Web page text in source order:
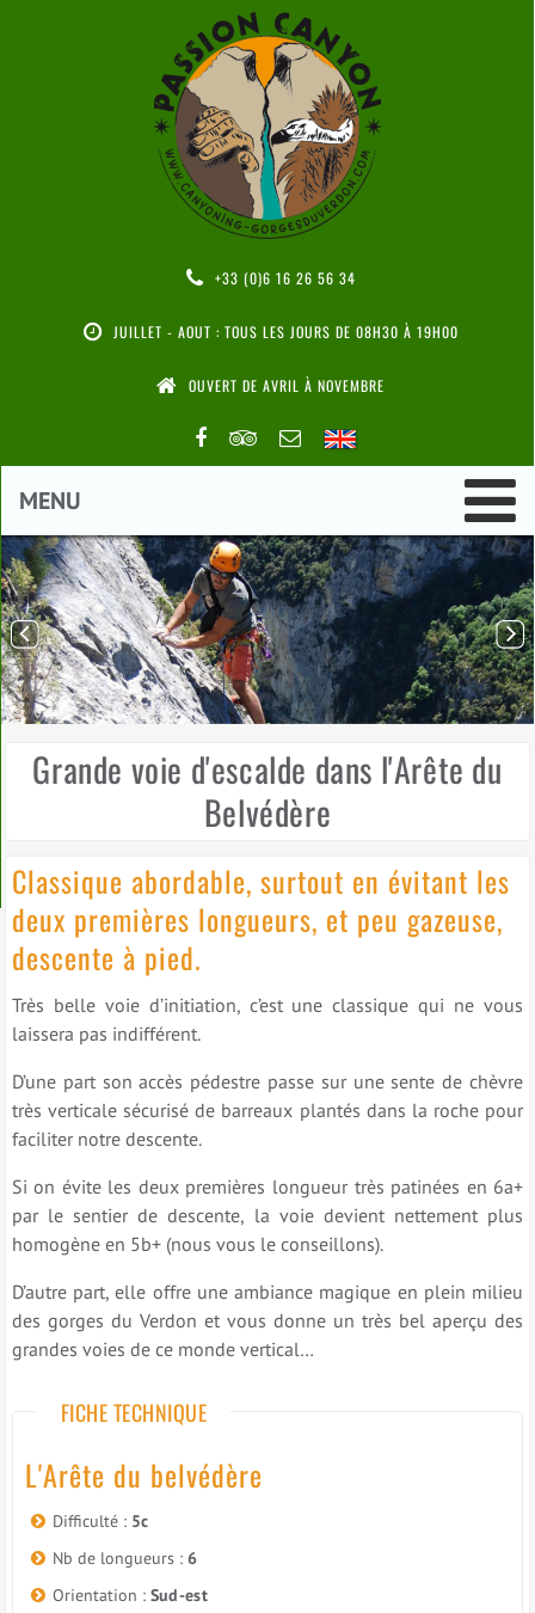
+33 (0)6 16 26 56 34
JUILLET - AOUT : TOUS LES JOURS DE 08H30 À 19H00
OUVERT DE AVRIL À NOVEMBRE
Grande voie d'escalde dans l'Arête du
Belvédère
Classique abordable, surtout en évitant les
deux premières longueurs, et peu gazeuse,
descente à pied.
Très belle voie d’initiation, c’est une classique qui ne vous
laissera pas indifférent.
D’une part son accès pédestre passe sur une sente de chèvre
très verticale sécurisé de barreaux plantés dans la roche pour
faciliter notre descente.
Si on évite les deux premières longueur très patinées en 6a+
par le sentier de descente, la voie devient nettement plus
homogène en 5b+ (nous vous le conseillons).
D’autre part, elle offre une ambiance magique en plein milieu
des gorges du Verdon et vous donne un très bel aperçu des
grandes voies de ce monde vertical…
FICHE TECHNIQUE
L'Arête du belvédère
Difficulté : 5c
Nb de longueurs : 6
Orientation : Sud-est